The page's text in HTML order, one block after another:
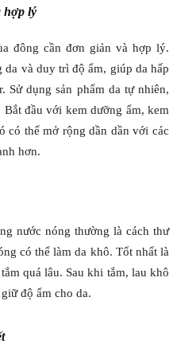
hợp lý
đông cần đơn giản và hợp lý.
và duy trì độ ẩm, giúp da hấp
Sử dụng sản phẩm da tự nhiên,
đầu với kem dưỡng ẩm, kem
có thể mở rộng dần dần với các
hơn.
nước nóng thường là cách thư
có thể làm da khô. Tốt nhất là
quá lâu. Sau khi tắm, lau khô
độ ẩm cho da.